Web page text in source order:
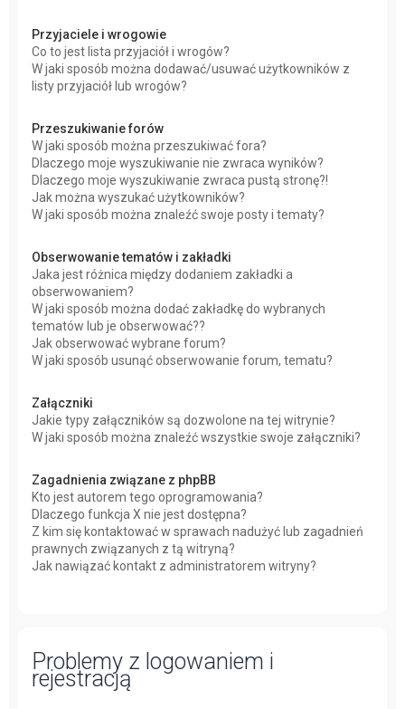
Przyjaciele i wrogowie
Co to jest lista przyjaciół i wrogów?
W jaki sposób można dodawać/usuwać użytkowników z
listy przyjaciół lub wrogów?
Przeszukiwanie forów
W jaki sposób można przeszukiwać fora?
Dlaczego moje wyszukiwanie nie zwraca wyników?
Dlaczego moje wyszukiwanie zwraca pustą stronę?!
Jak można wyszukać użytkowników?
W jaki sposób można znaleźć swoje posty i tematy?
Obserwowanie tematów i zakładki
Jaka jest różnica między dodaniem zakładki a
obserwowaniem?
W jaki sposób można dodać zakładkę do wybranych
tematów lub je obserwować??
Jak obserwować wybrane forum?
W jaki sposób usunąć obserwowanie forum, tematu?
Załączniki
Jakie typy załączników są dozwolone na tej witrynie?
W jaki sposób można znaleźć wszystkie swoje załączniki?
Zagadnienia związane z phpBB
Kto jest autorem tego oprogramowania?
Dlaczego funkcja X nie jest dostępna?
Z kim się kontaktować w sprawach nadużyć lub zagadnień
prawnych związanych z tą witryną?
Jak nawiązać kontakt z administratorem witryny?
Problemy z logowaniem i
rejestracją